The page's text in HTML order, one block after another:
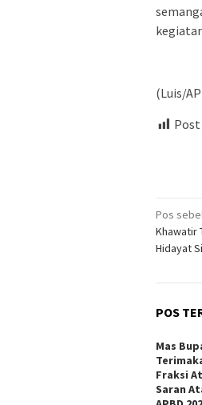
(Luis/
Post
pos
Pos
Khawatir
Hidayat
POS
Mas
Fraksi
Saran